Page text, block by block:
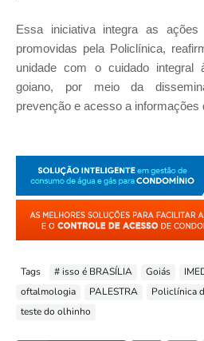
Essa iniciativa integra as
promovidas pela Policlínica,
unidade com o cuidado integral
goiano, por meio da
prevenção e acesso a informações
Tags # isso é BRASÍLIA Goiás
oftalmologia
PALESTRA Policlínica
teste do olhinho